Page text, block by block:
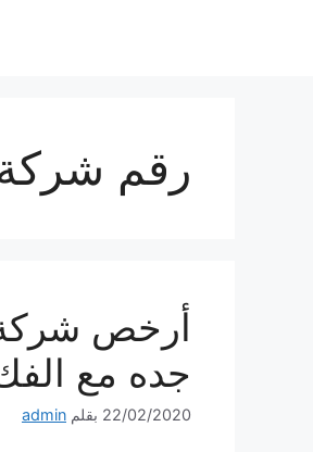
رقم
أرخص شركة
جده مع
22/02/2020 بقلم admin